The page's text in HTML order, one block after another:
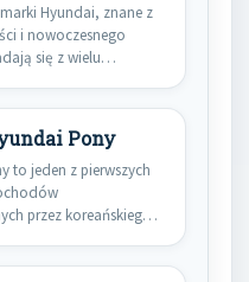
Hyundai, znane z
i nowoczesnego
się z wielu
Pony
to jeden z pierwszych
przez koreańskiego